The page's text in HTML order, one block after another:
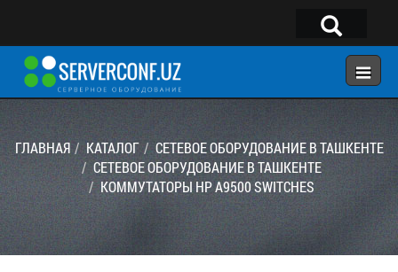
×
ГЛАВНАЯ
КОНФИГУРАТОР
КАТАЛОГ
Telegram:@serverconf_uz
Тел: (90) 932-18-00
ГЛАВНАЯ КАТАЛОГ
СЕТЕВОЕ ОБОРУДОВАНИЕ В ТАШКЕНТЕ
СЕТЕВОЕ ОБОРУДОВАНИЕ В ТАШКЕНТЕ
KОММУТАТОРЫ HP A9500 SWITCHES